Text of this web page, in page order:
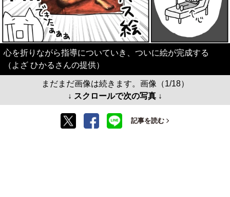
心を折りながら指導についていき、ついに絵が完成する
（よざ ひかるさんの提供）
まだまだ画像は続きます。画像（1/18）
↓ スクロールで次の写真 ↓
記事を読む